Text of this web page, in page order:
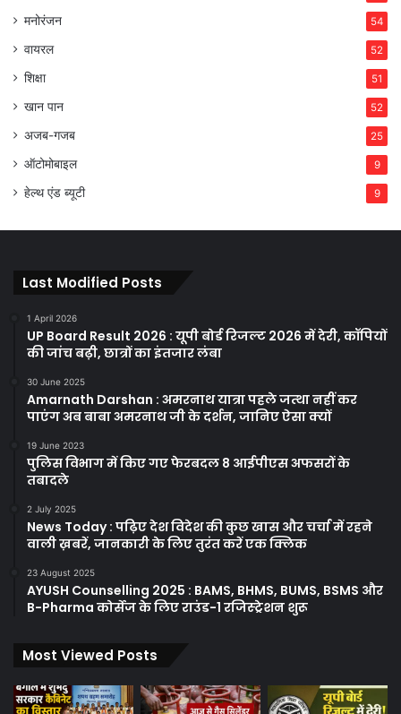
मनोरंजन 54
वायरल 52
शिक्षा 51
खान पान 52
अजब-गजब 25
ऑटोमोबाइल 9
हेल्थ एंड ब्यूटी 9
Last Modified Posts
1 April 2026
UP Board Result 2026 : यूपी बोर्ड रिजल्ट 2026 में देरी, कॉपियों
की जांच बढ़ी, छात्रों का इंतजार लंबा
30 June 2025
Amarnath Darshan : अमरनाथ यात्रा पहले जत्था नहीं कर
पाएंग अब बाबा अमरनाथ जी के दर्शन, जानिए ऐसा क्यों
19 June 2023
पुलिस विभाग में किए गए फेरबदल 8 आईपीएस अफसरों के
तबादले
2 July 2025
News Today : पढ़िए देश विदेश की कुछ खास और चर्चा में रहने
वाली ख़बरें, जानकारी के लिए तुरंत करें एक क्लिक
23 August 2025
AYUSH Counselling 2025 : BAMS, BHMS, BUMS, BSMS और
B-Pharma कोर्सेज के लिए राउंड-1 रजिस्ट्रेशन शुरू
Most Viewed Posts